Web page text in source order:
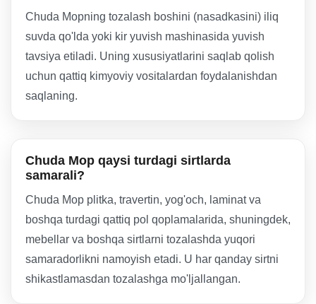
Chuda Mopning tozalash boshini (nasadkasini) iliq
suvda qo'lda yoki kir yuvish mashinasida yuvish
tavsiya etiladi. Uning xususiyatlarini saqlab qolish
uchun qattiq kimyoviy vositalardan foydalanishdan
saqlaning.
Chuda Mop qaysi turdagi sirtlarda
samarali?
Chuda Mop plitka, travertin, yog'och, laminat va
boshqa turdagi qattiq pol qoplamalarida, shuningdek,
mebellar va boshqa sirtlarni tozalashda yuqori
samaradorlikni namoyish etadi. U har qanday sirtni
shikastlamasdan tozalashga mo'ljallangan.